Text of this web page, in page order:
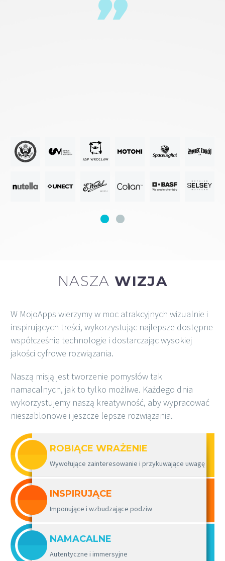
NASZA WIZJA
W MojoApps wierzymy w moc atrakcyjnych wizualnie i
inspirujących treści, wykorzystując najlepsze dostępne
współcześnie technologie i dostarczając wysokiej
jakości cyfrowe rozwiązania.
Naszą misją jest tworzenie pomysłów tak
namacalnych, jak to tylko możliwe. Każdego dnia
wykorzystujemy naszą kreatywność, aby wypracować
nieszablonowe i jeszcze lepsze rozwiązania.
ROBIĄCE WRAŻENIE
Wywołujące zainteresowanie i przykuwające uwagę
INSPIRUJĄCE
Imponujące i wzbudzające podziw
NAMACALNE
Autentyczne i immersyjne